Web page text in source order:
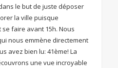
le but de juste déposer
la ville puisque
faire avant 15h. Nous
nous emmène directement
avez bien lu: 41ème! La
une vue incroyable